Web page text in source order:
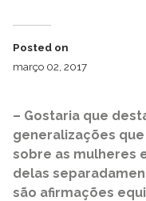
Posted on
março 02, 2017
– Gostaria que
generalizações
sobre as mulheres
delas
são afirmações